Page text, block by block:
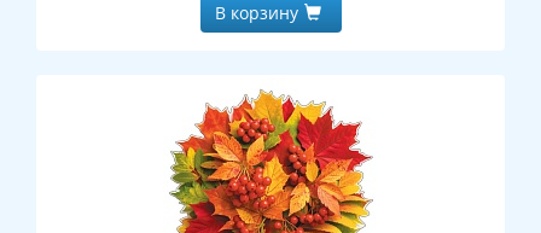
В корзину